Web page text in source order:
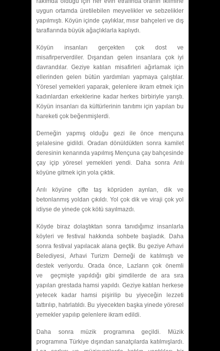
uygun ortamda üretilebilen meyvelikler ve sebzelikler
yapılmıştı. Köyün içinde çaylıklar, mısır bahçeleri ve dış
taraflarında büyük ağaçlıklarla kaplıydı.
Köyün insanları gerçekten çok dost ve
misafirperverdiler. Dışarıdan gelen insanlara çok iyi
davrandılar. Geziye katılan misafirleri ağırlamak için
ellerinden gelen bütün yardımları yapmaya çalıştılar.
Yöresel yemekleri yaparak, gelenlere ikram etmek için
kadınlardan erkeklerine kadar herkes birbiriyle yarıştı.
Köyün insanları da kültürlerinin tanıtımı için yapılan bu
hareketi çok beğenmişlerdi.
Derneğin yapmış olduğu gezi ile önce mençuna
şelalesine gidildi. Oradan dönüldükten sonra kamilet
deresinin kenarında yapılmış Mençuna çay bahçesinde
çay içip yöresel yemekleri yendi. Daha sonra Arılı
köyüne gitmek için yola çıktık.
Arılı köyüne çifte taş köprüden ayrılan, dik ve
betonlanmış yoldan çıkıldı. Yol çok dik ve viraji çok yol
idiyse de yinede çok kötü sayılmazdı.
Köyde biraz dolaştıktan sonra tanıdığımız insanlarla
köyleri ve festival hakkında sohbete başladık. Daha
sonra festival yapılacak alana geçtik. Bu geziye Arhavi
Belediyesi, Arhavi Turizm Derneği de katılmıştı ve
destek veriyordu. Orada önce, Lazların çok önemli
ve geçmişte yapıldığı gibi şimdilerde de ara sıra
yapılan grestada hamsi yapıldı. Geziye katılan herkese
yetecek kadar hamsi pişirilip bu yiyeceğin lezzeti
tattırılıp, hatırlatıldı. Bu yiyecekten başka yinede yöresel
yemekler yapılıp gelenlere ikram edildi.
Daha sonra müzik programına geçildi. Müzik
programına Türkiye dışından sanatçılarda katılmışlardı.